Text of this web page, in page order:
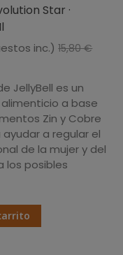
Star ·
inc.) 15,80 €
JellyBell es un
a base
Zin y Cobre
a regular el
de la mujer y del
los posibles